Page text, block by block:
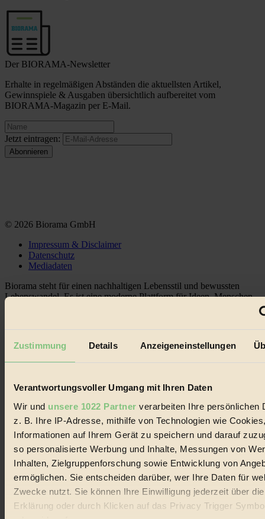
Zustimmung Details Anzeigeneinstellungen
Verantwortungsvoller Umgang mit Ihren Daten
Wir und unsere 1022 Partner verarbeiten Ihre persönlichen
z. B. Ihre IP-Adresse, mithilfe von Technologien wie
Informationen auf Ihrem Gerät zu speichern und darauf
so personalisierte Werbung und Inhalte, Messungen von
Inhalten, Zielgruppenforschung sowie Entwicklung von
ermöglichen. Sie entscheiden darüber, wer Ihre Daten für
Zwecke nutzt. Sie können Ihre Einwilligung jederzeit über
Erklärung oder durch Klicken auf das Privacy Trigger
Der BIORAMA-Newsletter
Erhalte in regelmäßigen Abständen die aktuellsten Artikel,
Gewinnspiele & Ausgaben übersichtlich aufbereitet vom
BIORAMA-Magazin per E-Mail.
Jetzt eintragen:
© 2026 Biorama GmbH
Impressum & Disclaimer
Datenschutz
Mediadaten
Biorama steht für einen nachhaltigen Lebensstil und bewussten
Lebenswandel. Es ist eine moderne Plattform für Ideen, Menschen
alternativer Energien.
Social Media
Themen
Bio